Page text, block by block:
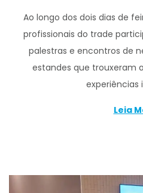
Ao longo dos dois dias de
profissionais do trade
palestras e encontros de
estandes que trouxeram
experiências
Leia